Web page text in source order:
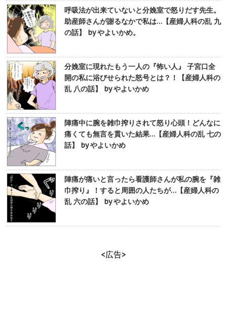
呼吸法が出来ていないと分娩室で怒りだす先生。
助産師さんが謝るなかで私は…【産婦人科の乱 九
の話】 by やよいかめ。
分娩室に現れたもう一人の『怖い人』 子宮口全
開の私に浴びせられた怒号とは？！【産婦人科の
乱 八の話】 by やよいかめ
陣痛中に腕を雑巾搾りされて怒り心頭！どんなに
痛くても無言を貫いた結果…【産婦人科の乱 七の
話】 by やよいかめ
陣痛が痛いと言ったら看護師さんが私の腕を『雑
巾搾り』！すると周囲の人たちが…【産婦人科の
乱 六の話】 by やよいかめ
<広告>